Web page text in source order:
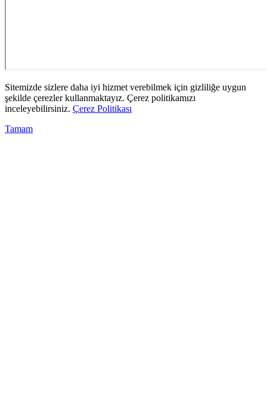
Sitemizde sizlere daha iyi hizmet verebilmek için gizliliğe uygun
şekilde çerezler kullanmaktayız. Çerez politikamızı
inceleyebilirsiniz. Çerez Politikası
Tamam